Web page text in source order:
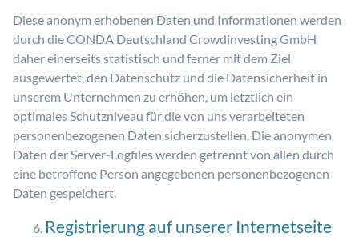
Diese anonym erhobenen Daten und Informationen werden
durch die CONDA Deutschland Crowdinvesting GmbH
daher einerseits statistisch und ferner mit dem Ziel
ausgewertet, den Datenschutz und die Datensicherheit in
unserem Unternehmen zu erhöhen, um letztlich ein
optimales Schutzniveau für die von uns verarbeiteten
personenbezogenen Daten sicherzustellen. Die anonymen
Daten der Server-Logfiles werden getrennt von allen durch
eine betroffene Person angegebenen personenbezogenen
Daten gespeichert.
Registrierung auf unserer Internetseite